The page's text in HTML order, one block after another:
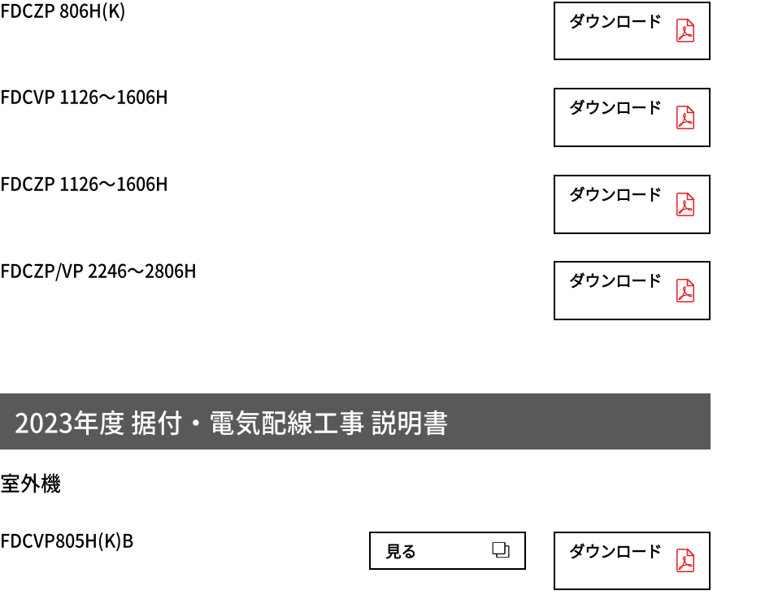
FDCZP 806H(K)
ダウンロード
FDCVP 1126〜1606H
ダウンロード
FDCZP 1126〜1606H
ダウンロード
FDCZP/VP 2246〜2806H
ダウンロード
2023年度 据付・電気配線工事 説明書
室外機
FDCVP805H(K)B
見る ダウンロード